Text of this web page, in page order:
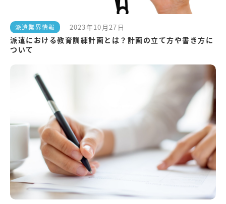
派遣業界情報 2023年10月27日
派遣における教育訓練計画とは？計画の立て方や書き方に
ついて